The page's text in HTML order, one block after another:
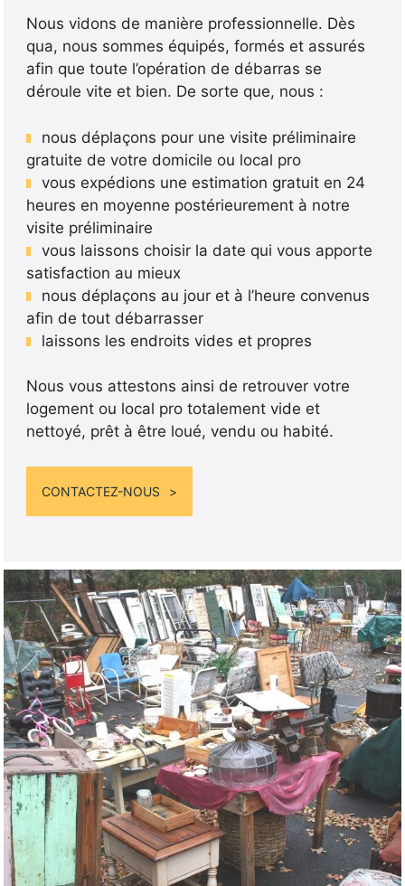
Nous vidons de manière professionnelle. Dès
qua, nous sommes équipés, formés et assurés
afin que toute l’opération de débarras se
déroule vite et bien. De sorte que, nous :
nous déplaçons pour une visite préliminaire
gratuite de votre domicile ou local pro
vous expédions une estimation gratuit en 24
heures en moyenne postérieurement à notre
visite préliminaire
vous laissons choisir la date qui vous apporte
satisfaction au mieux
nous déplaçons au jour et à l’heure convenus
afin de tout débarrasser
laissons les endroits vides et propres
Nous vous attestons ainsi de retrouver votre
logement ou local pro totalement vide et
nettoyé, prêt à être loué, vendu ou habité.
CONTACTEZ-NOUS